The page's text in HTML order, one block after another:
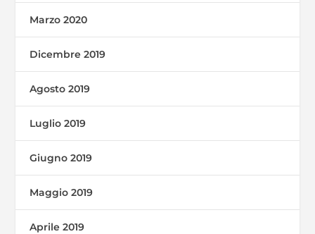
Marzo 2020
Dicembre 2019
Agosto 2019
Luglio 2019
Giugno 2019
Maggio 2019
Aprile 2019